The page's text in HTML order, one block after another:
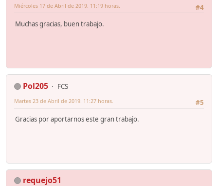
#4
Miércoles 17 de Abril de 2019. 11:19 horas.
Muchas gracias, buen trabajo.
Pol205
FCS
#5
Martes 23 de Abril de 2019. 11:27 horas.
Gracias por aportarnos este gran trabajo.
requejo51